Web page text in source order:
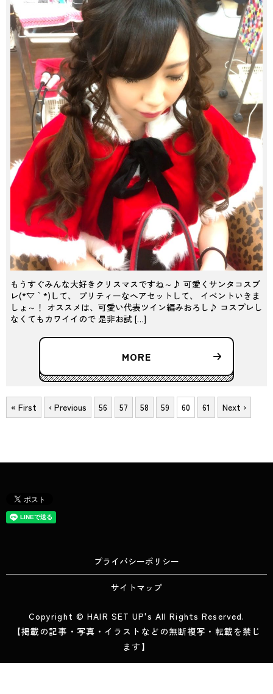
もうすぐみんな大好きクリスマスですね～♪ 可愛くサンタコスプ
レ(*´▽｀*)して、 プリティーなヘアセットして、 イベントいきま
しょ～！ オススメは、可愛い代表ツイン編みおろし♪ コスプレし
なくてもカワイイので 是非お試 […]
MORE
« First ‹ Previous 56 57 58 59 60 61 Next ›
プライバシーポリシー
サイトマップ
Copyright © HAIR SET UP's All Rights Reserved.
【掲載の記事・写真・イラストなどの無断複写・転載を禁じ
ます】